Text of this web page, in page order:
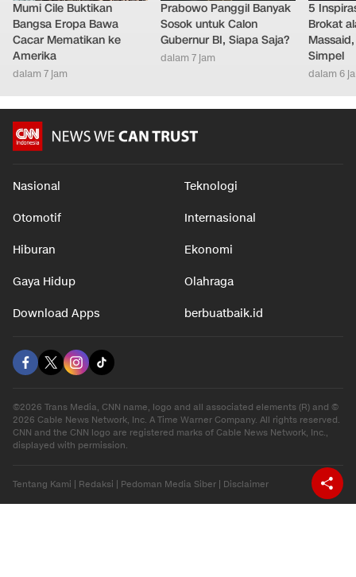
Mumi Cile Buktikan
Bangsa Eropa Bawa
Cacar Mematikan ke
Amerika
dalam 7 jam
Prabowo Panggil Banyak
Sosok untuk Calon
Gubernur BI, Siapa Saja?
dalam 7 jam
5
Brokat
Simpel
dalam 6
Nasional Teknologi
Otomotif Internasional
Hiburan Ekonomi
Gaya Hidup Olahraga
Download Apps berbuatbaik.id
©2026 Trans Media, CNN name, logo and all associated elements (R) and ©
2026 Cable News Network, Inc. A Time Warner Company. All rights reserved.
CNN and the CNN logo are registered marks of Cable News Network, Inc.,
displayed with permission.
Tentang Kami Redaksi Pedoman Media Siber Disclaimer